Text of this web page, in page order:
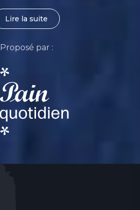
Lire la suite
Proposé par :